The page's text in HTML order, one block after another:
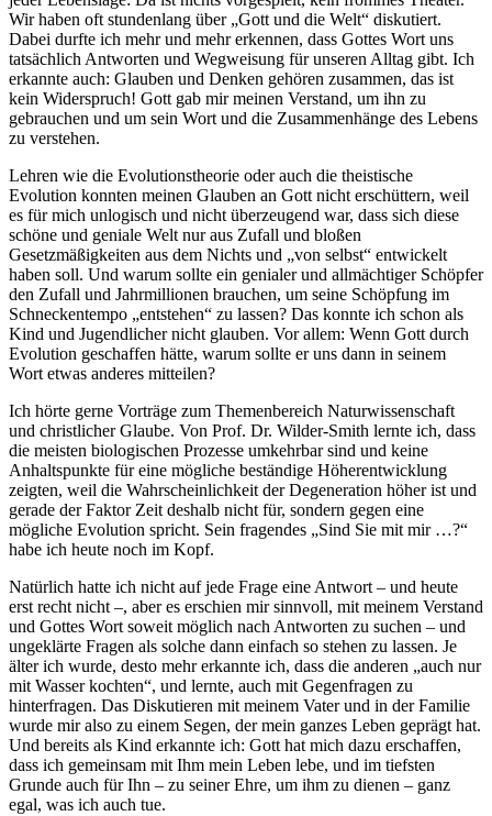
Wir haben oft stundenlang über „Gott und die Welt“ diskutiert.
Dabei durfte ich mehr und mehr erkennen, dass Gottes Wort uns
tatsächlich Antworten und Wegweisung für unseren Alltag gibt. Ich
erkannte auch: Glauben und Denken gehören zusammen, das ist
kein Widerspruch! Gott gab mir meinen Verstand, um ihn zu
gebrauchen und um sein Wort und die Zusammenhänge des Lebens
zu verstehen.
Lehren wie die Evolutionstheorie oder auch die theistische
Evolution konnten meinen Glauben an Gott nicht erschüttern, weil
es für mich unlogisch und nicht überzeugend war, dass sich diese
schöne und geniale Welt nur aus Zufall und bloßen
Gesetzmäßigkeiten aus dem Nichts und „von selbst“ entwickelt
haben soll. Und warum sollte ein genialer und allmächtiger Schöpfer
den Zufall und Jahrmillionen brauchen, um seine Schöpfung im
Schneckentempo „entstehen“ zu lassen? Das konnte ich schon als
Kind und Jugendlicher nicht glauben. Vor allem: Wenn Gott durch
Evolution geschaffen hätte, warum sollte er uns dann in seinem
Wort etwas anderes mitteilen?
Ich hörte gerne Vorträge zum Themenbereich Naturwissenschaft
und christlicher Glaube. Von Prof. Dr. Wilder-Smith lernte ich, dass
die meisten biologischen Prozesse umkehrbar sind und keine
Anhaltspunkte für eine mögliche beständige Höherentwicklung
zeigten, weil die Wahrscheinlichkeit der Degeneration höher ist und
gerade der Faktor Zeit deshalb nicht für, sondern gegen eine
mögliche Evolution spricht. Sein fragendes „Sind Sie mit mir …?“
habe ich heute noch im Kopf.
Natürlich hatte ich nicht auf jede Frage eine Antwort – und heute
erst recht nicht –, aber es erschien mir sinnvoll, mit meinem Verstand
und Gottes Wort soweit möglich nach Antworten zu suchen – und
ungeklärte Fragen als solche dann einfach so stehen zu lassen. Je
älter ich wurde, desto mehr erkannte ich, dass die anderen „auch nur
mit Wasser kochten“, und lernte, auch mit Gegenfragen zu
hinterfragen. Das Diskutieren mit meinem Vater und in der Familie
wurde mir also zu einem Segen, der mein ganzes Leben geprägt hat.
Und bereits als Kind erkannte ich: Gott hat mich dazu erschaffen,
dass ich gemeinsam mit Ihm mein Leben lebe, und im tiefsten
Grunde auch für Ihn – zu seiner Ehre, um ihm zu dienen – ganz
egal, was ich auch tue.